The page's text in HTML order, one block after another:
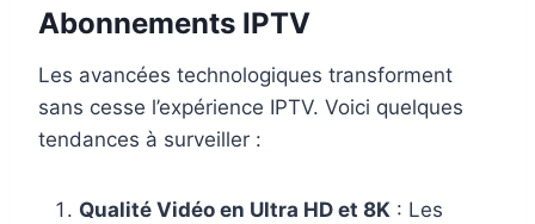
Abonnements IPTV
Les avancées technologiques transforment
sans cesse l’expérience IPTV. Voici quelques
tendances à surveiller :
Qualité Vidéo en Ultra HD et 8K : Les